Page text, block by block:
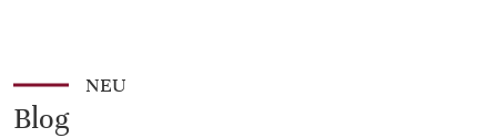
NEU
Blog